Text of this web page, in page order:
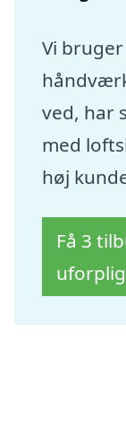
Vi
ved, har
med
høj
Få 3